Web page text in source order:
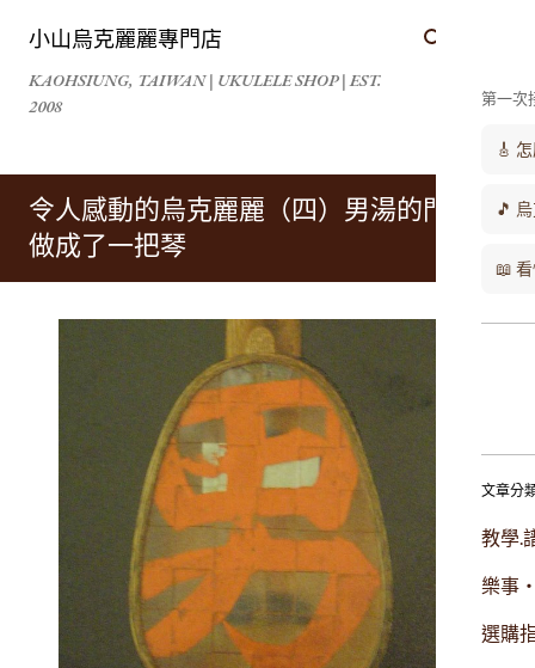
跳到主要內容
小山烏克麗麗專門店
KAOHSIUNG, TAIWAN | UKULELE SHOP | EST.
2008
令人感動的烏克麗麗（四）男湯的門板，
做成了一把琴
第一次
🎸
🎵
📖
文章分
教學.
樂事
選購